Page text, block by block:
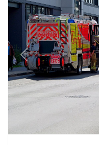
Meinolf Brökelmann
Paderborn
Im Paderborner
Polizeieinsatz